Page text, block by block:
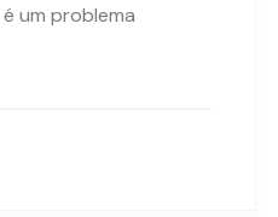
um problema